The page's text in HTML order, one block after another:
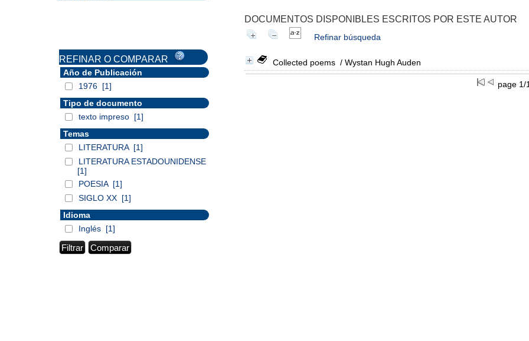
DOCUMENTOS DISPONIBLES ESCRITOS POR ESTE AUTOR
Refinar búsqueda
Collected poems / Wystan Hugh Auden
page
REFINAR O COMPARAR
Año de Publicación
1976 [1]
Tipo de documento
texto impreso [1]
Temas
LITERATURA [1]
LITERATURA ESTADOUNIDENSE
[1]
POESIA [1]
SIGLO XX [1]
Idioma
Inglés [1]